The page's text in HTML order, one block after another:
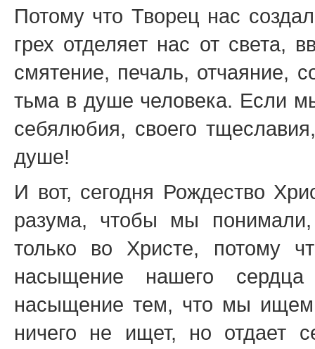
Потому что Творец нас
грех отделяет нас от света,
смятение, печаль, отчаяние,
тьма в душе человека. Если
себялюбия, своего
душе!
И вот, сегодня Рождество
разума, чтобы мы
только во Христе, потому
насыщение нашего
насыщение тем, что мы
ничего не ищет, но отдает